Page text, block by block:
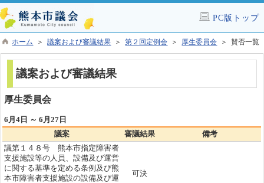
PC版トップ
ホーム ＞議案および審議結果 ＞第２回定例会 ＞ 厚生委員会 ＞ 賛否一覧
議案および審議結果
厚生委員会
6月4日 ～ 6月27日
議案
審議結果
備考
議第１４８号 熊本市指定障害者
支援施設等の人員、設備及び運営
に関する基準を定める条例及び熊
本市障害者支援施設の設備及び運
可決